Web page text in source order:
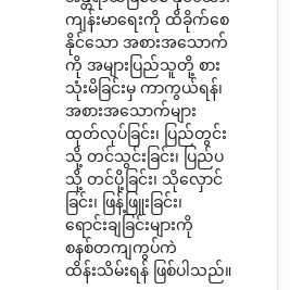
ကျန်းမာရေးကို ထိခိုက်စေ
နိုင်သော အစားအသောက်
ကို အများပြည်သူတို့ စား
သုံးမိခြင်းမှ ကာကွယ်ရန်၊
အစားအသောက်များ
ထုတ်လုပ်ခြင်း၊ ပြည်တွင်း
သို့ တင်သွင်းခြင်း၊ ပြည်ပ
သို့ တင်ပို့ခြင်း၊ သိုလှောင်
ခြင်း၊ ဖြန့်ဖြူးခြင်း၊
ရောင်းချခြင်းများကို
စနစ်တကျကွပ်ကဲ
ထိန်းသိမ်းရန် ဖြစ်ပါသည်။